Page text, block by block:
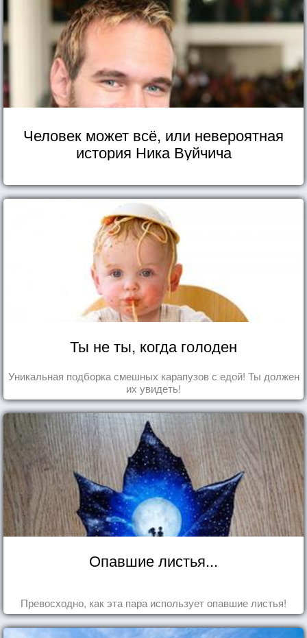
Человек может всё, или невероятная
история Ника Вуйчича
Ты не ты, когда голоден
Уникальная подборка смешных карапузов с едой! Ты должен
их увидеть!
Опавшие листья...
Превосходно, как эта пара использует опавшие листья!